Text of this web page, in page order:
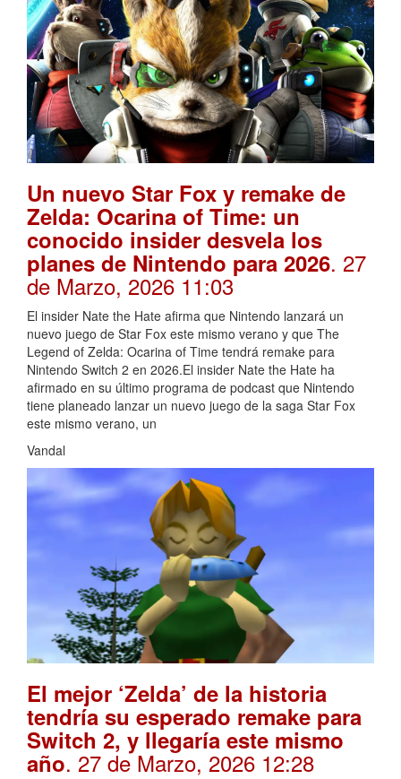
Un nuevo Star Fox y remake de
Zelda: Ocarina of Time: un
conocido insider desvela los
planes de Nintendo para 2026. 27
de Marzo, 2026 11:03
El insider Nate the Hate afirma que Nintendo lanzará un
nuevo juego de Star Fox este mismo verano y que The
Legend of Zelda: Ocarina of Time tendrá remake para
Nintendo Switch 2 en 2026.El insider Nate the Hate ha
afirmado en su último programa de podcast que Nintendo
tiene planeado lanzar un nuevo juego de la saga Star Fox
este mismo verano, un
Vandal
El mejor ‘Zelda’ de la historia
tendría su esperado remake para
Switch 2, y llegaría este mismo
año. 27 de Marzo, 2026 12:28